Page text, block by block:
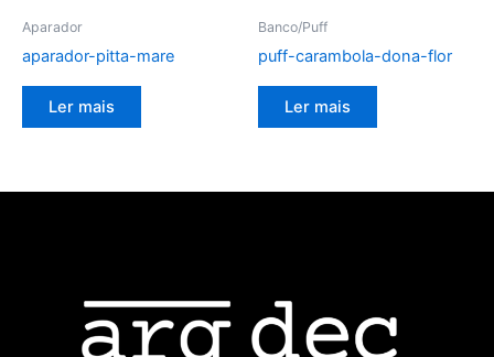
Aparador
aparador-pitta-mare
Ler mais
Banco/Puff
puff-carambola-dona-flor
Ler mais